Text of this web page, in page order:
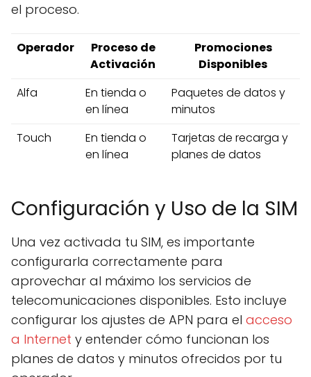
el proceso.
Operador
Proceso de
Activación
Promociones
Disponibles
Alfa
En tienda o
en línea
Paquetes de datos y
minutos
Touch
En tienda o
en línea
Tarjetas de recarga y
planes de datos
Configuración y Uso de la SIM
Una vez activada tu SIM, es importante
configurarla correctamente para
aprovechar al máximo los servicios de
telecomunicaciones disponibles. Esto incluye
configurar los ajustes de APN para el acceso
a Internet y entender cómo funcionan los
planes de datos y minutos ofrecidos por tu